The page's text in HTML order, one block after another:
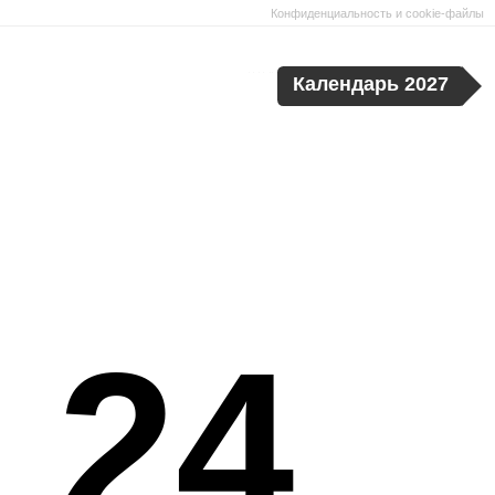
Календарь 2027
Конфиденциальность и cookie-файлы